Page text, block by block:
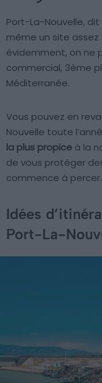
Port-La-Nouvelle,
même un site assez
évidemment, on ne
commercial, 3ème
Méditerranée.
Vous pouvez en
Nouvelle toute
la plus propice à la
de vous protéger
commence à percer.
Idées
Port-La-